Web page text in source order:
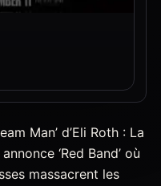
Man’ d’Eli Roth : La
‘Red Band’ où
massacrent les